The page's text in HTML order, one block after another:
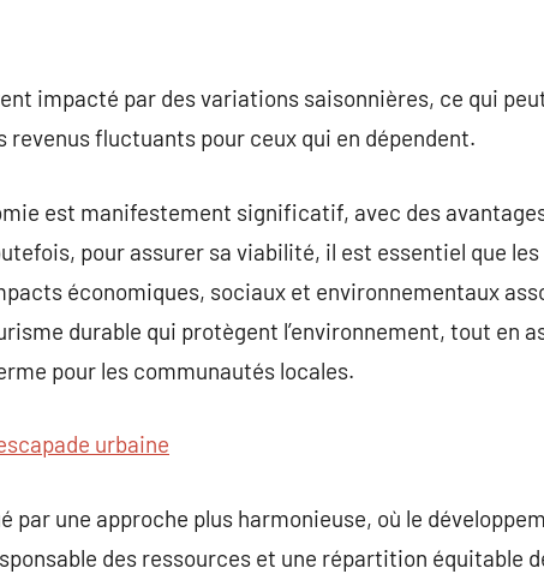
impacté par des variations saisonnières, ce qui
revenus fluctuants pour ceux qui en dépendent.
est manifestement significatif, avec des
pour assurer sa viabilité, il est essentiel que
économiques, sociaux et environnementaux
durable qui protègent l’environnement, tout en
pour les communautés locales.
urbaine
par une approche plus harmonieuse, où le
des ressources et une répartition équitable